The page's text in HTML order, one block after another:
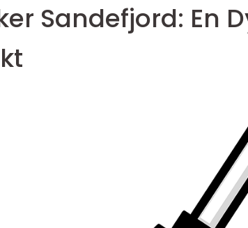
Sandefjord: En